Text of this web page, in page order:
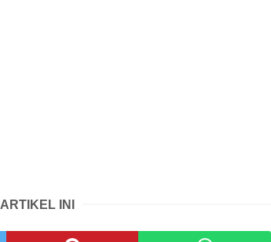
INI